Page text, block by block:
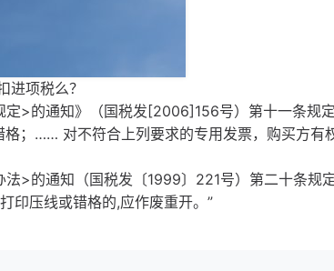
进项税么？
>的通知》（国税发[2006]156号）第十一条规
；…… 对不符合上列要求的专用发票，购买方有
>的通知（国税发〔1999〕221号）第二十条规
印压线或错格的,应作废重开。”